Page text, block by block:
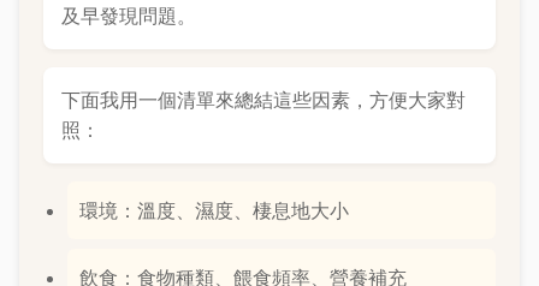
及早發現問題。
下面我用一個清單來總結這些因素，方便大家對
照：
環境：溫度、濕度、棲息地大小
飲食：食物種類、餵食頻率、營養補充